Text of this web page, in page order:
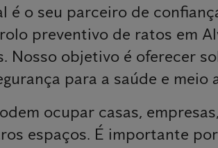
é o seu parceiro de
preventivo de ratos em
Nosso objetivo é oferecer
para a saúde e meio
ocupar casas,
espaços. É importante